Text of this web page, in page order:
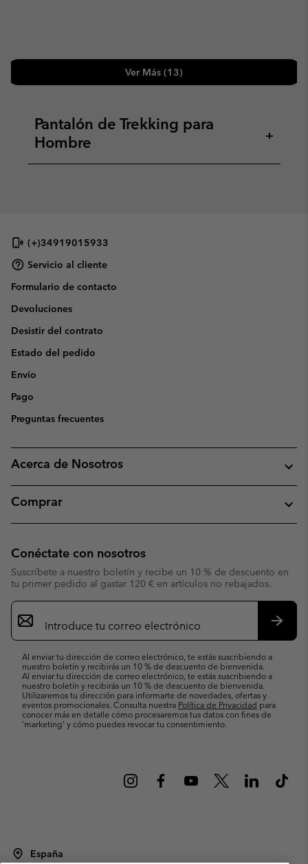
Ver Más (13)
Pantalón de Trekking para
Hombre
+
(+)34919015933
Servicio al cliente
Formulario de contacto
Devoluciones
Desistir del contrato
Estado del pedido
Envío
Pago
Preguntas frecuentes
Acerca de Nosotros
Comprar
Conéctate con nosotros
Suscríbete a nuestro boletín y recibe un 10 % de descuento en
tu primer pedido al gastar 120 € en artículos no rebajados.
Suscripción
de
correo
Al enviar tu dirección de correo electrónico, te estás suscribiendo a
nuestro boletín y recibirás un 10 % de descuento de bienvenida.
Al enviar tu dirección de correo electrónico, te estás suscribiendo a
nuestro boletín y recibirás un 10 % de descuento de bienvenida.
Utilizaremos tu dirección para informarte de novedades, ofertas y
eventos promocionales. Consulta nuestra Política de Privacidad para
conocer más en detalle cómo procesaremos tus datos con fines de
’marketing’ y cómo puedes revocar tu consentimiento.
España